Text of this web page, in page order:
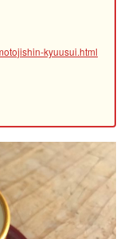
kyuusui.html